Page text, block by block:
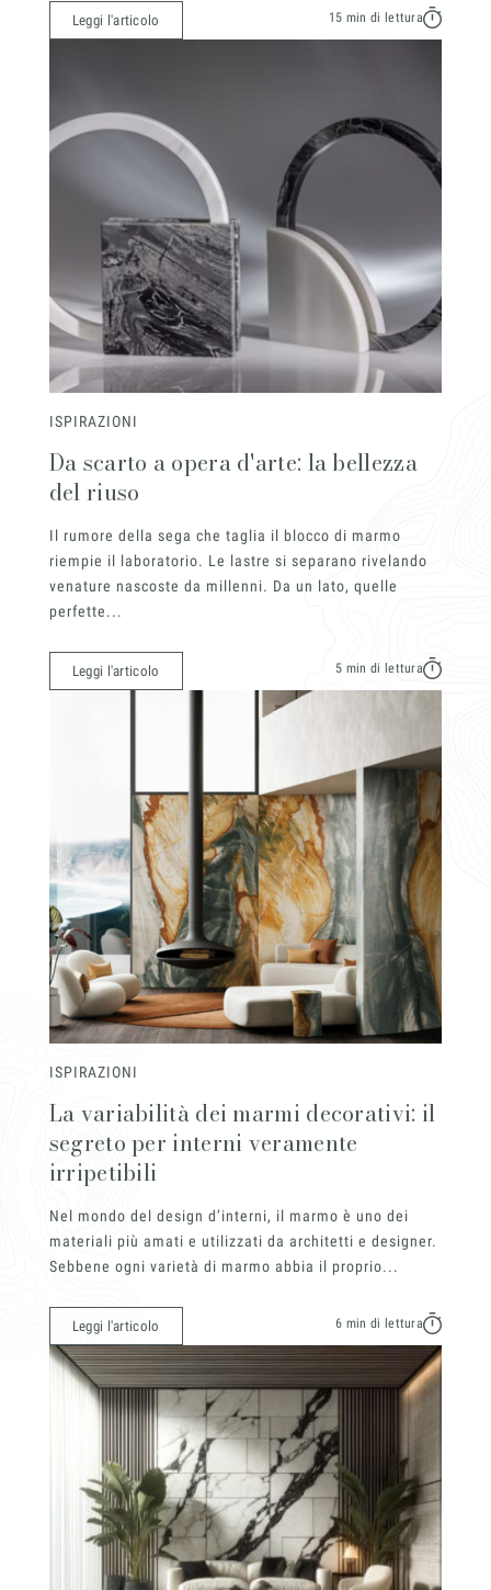
15 min di lettura
Leggi l'articolo
ISPIRAZIONI
Da scarto a opera d'arte: la bellezza
del riuso
Il rumore della sega che taglia il blocco di marmo
riempie il laboratorio. Le lastre si separano rivelando
venature nascoste da millenni. Da un lato, quelle
perfette...
5 min di lettura
Leggi l'articolo
ISPIRAZIONI
La variabilità dei marmi decorativi: il
segreto per interni veramente
irripetibili
Nel mondo del design d’interni, il marmo è uno dei
materiali più amati e utilizzati da architetti e designer.
Sebbene ogni varietà di marmo abbia il proprio...
6 min di lettura
Leggi l'articolo
Insieme per grandi progetti
Richiedi l'Architect's kit, il kit di
progettazione realizzato per architetti e
interior designer alla ricerca di pietre
naturali da utilizzare nel prossimo